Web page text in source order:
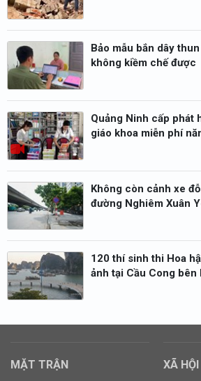
Bảo mẫu bắn dây
không kiềm chế được
Quảng Ninh cấp phát
giáo khoa miễn phí
Không còn cảnh xe
đường Nghiêm Xuân
120 thí sinh thi Hoa
ảnh tại Cầu Cong bên
MẶT TRẬN
XÃ HỘI